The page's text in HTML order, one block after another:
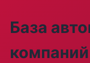
База
компаний